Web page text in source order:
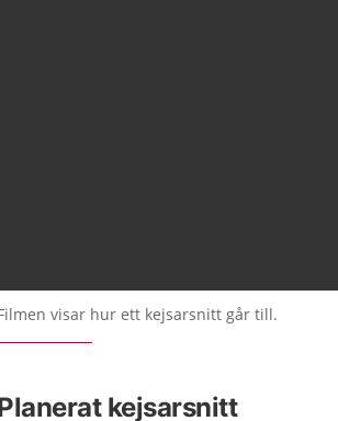
visar hur ett kejsarsnitt går till.
kejsarsnitt